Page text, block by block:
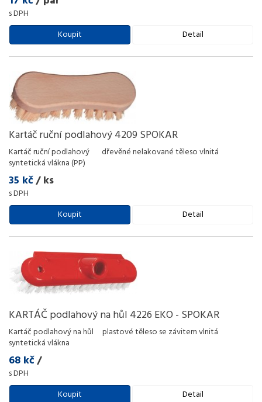
s DPH
Koupit
Detail
Kartáč ruční podlahový 4209 SPOKAR
Kartáč ruční podlahový dřevěné nelakované těleso vlnitá
syntetická vlákna (PP)
35 kč/ ks
s DPH
Koupit
Detail
KARTÁČ podlahový na hůl 4226 EKO - SPOKAR
Kartáč podlahový na hůl plastové těleso se závitem vlnitá
syntetická vlákna
68 kč/
s DPH
Koupit
Detail